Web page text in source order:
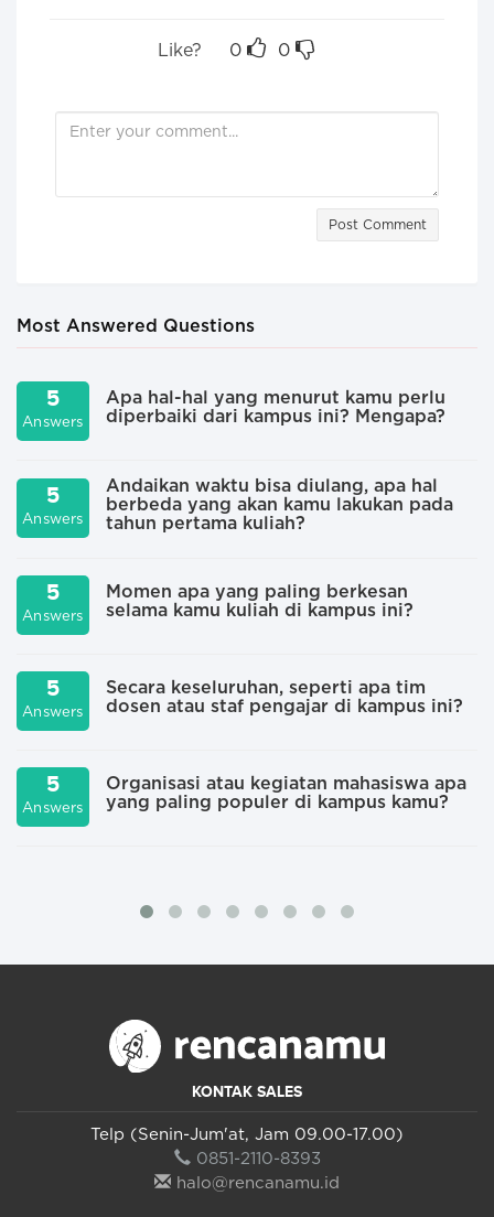
Like? 0 0
Post Comment
Most Answered Questions
5
Answers
Apa hal-hal yang menurut kamu perlu
diperbaiki dari kampus ini? Mengapa?
5
Answers
Andaikan waktu bisa diulang, apa hal
berbeda yang akan kamu lakukan pada
tahun pertama kuliah?
5
Answers
Momen apa yang paling berkesan
selama kamu kuliah di kampus ini?
5
Answers
Secara keseluruhan, seperti apa tim
dosen atau staf pengajar di kampus ini?
5
Answers
Organisasi atau kegiatan mahasiswa apa
yang paling populer di kampus kamu?
KONTAK SALES
Telp (Senin-Jum'at, Jam 09.00-17.00)
0851-2110-8393
halo@rencanamu.id